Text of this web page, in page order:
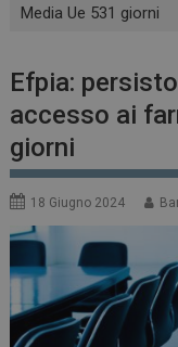
Media Ue 531 giorni
Efpia:
accesso ai
giorni
18 Giugno 2024